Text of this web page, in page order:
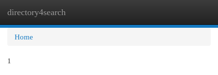
directory4search
Home
1